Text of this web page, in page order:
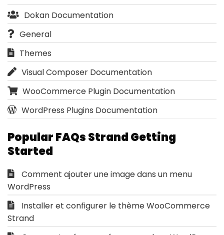
Dokan Documentation
General
Themes
Visual Composer Documentation
WooCommerce Plugin Documentation
WordPress Plugins Documentation
Popular FAQs Strand Getting
Started
Comment ajouter une image dans un menu
WordPress
Installer et configurer le thème WooCommerce
Strand